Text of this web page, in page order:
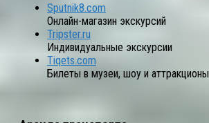
Sputnik8.com
Онлайн-магазин экскурсий
Tripster.ru
Индивидуальные экскурсии
Tiqets.com
Билеты в музеи, шоу и аттракционы